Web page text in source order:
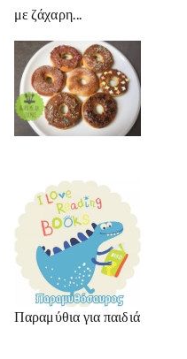
με ζάχαρη...
Παραμύθια για παιδιά